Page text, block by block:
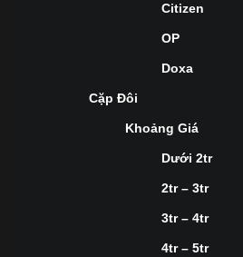
Citizen
OP
Doxa
Cặp Đôi
Khoảng Giá
Dưới 2tr
2tr – 3tr
3tr – 4tr
4tr – 5tr